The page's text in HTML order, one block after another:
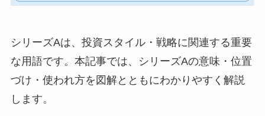
シリーズAは、投資スタイル・戦略に関連する重要
な用語です。本記事では、シリーズAの意味・位置
づけ・使われ方を図解とともにわかりやすく解説
します。